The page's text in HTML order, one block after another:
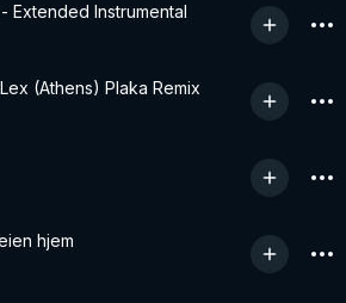
Extended Instrumental
(Athens) Plaka Remix
hjem